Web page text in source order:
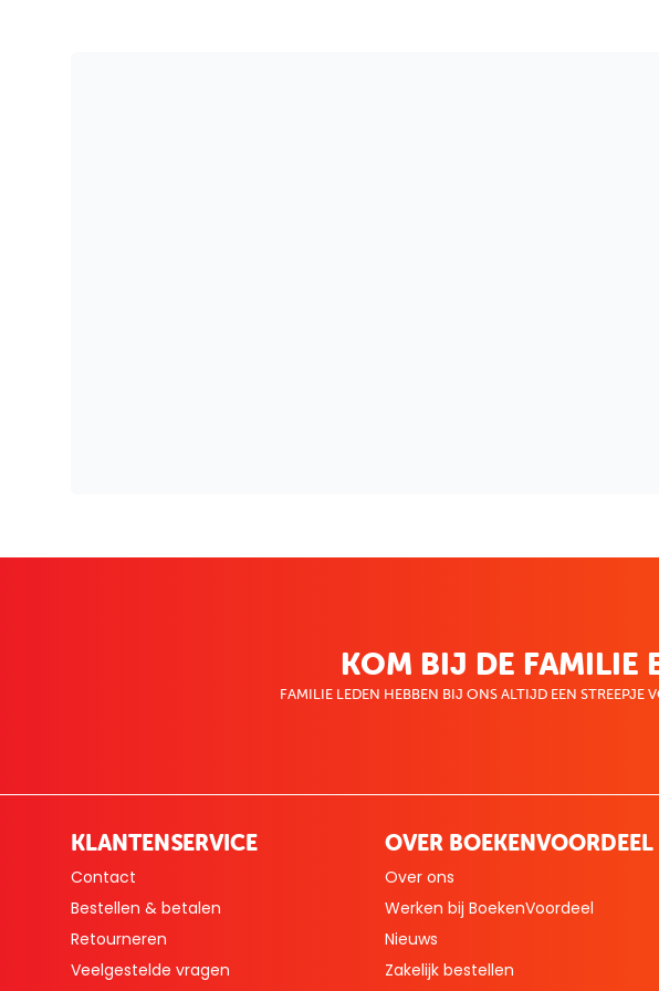
KOM BIJ DE FAMILIE
FAMILIE LEDEN HEBBEN BIJ ONS ALTIJD EEN STREEPJE
KLANTENSERVICE
Contact
Bestellen & betalen
Retourneren
Veelgestelde vragen
OVER BOEKENVOORDEEL
Over ons
Werken bij BoekenVoordeel
Nieuws
Zakelijk bestellen